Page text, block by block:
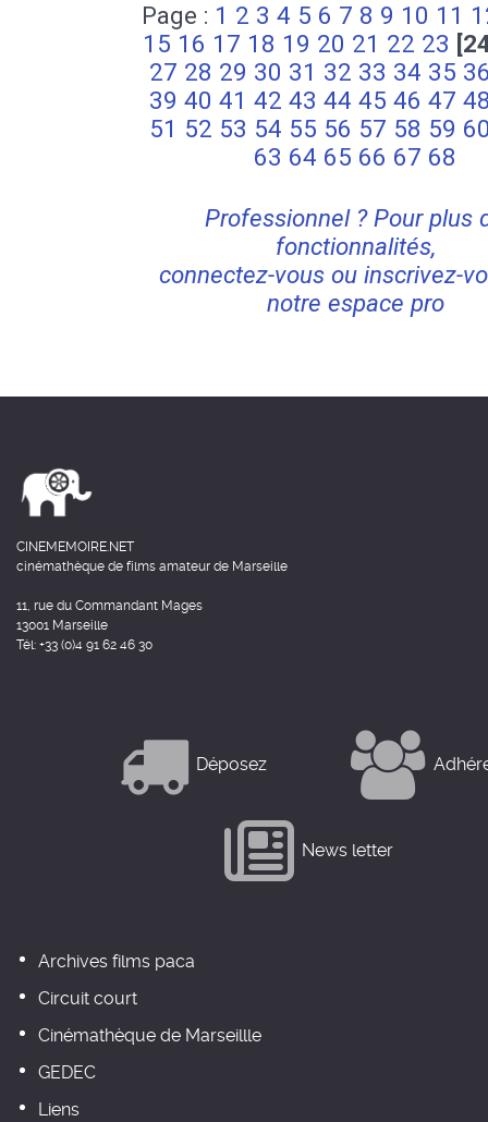
Page : 1 2 3 4 5 6 7 8 9 10 11
15 16 17 18 19 20 21 22 23
27 28 29 30 31 32 33 34 35
39 40 41 42 43 44 45 46 47
51 52 53 54 55 56 57 58 59
63 64 65 66 67 68
Professionnel ? Pour plus
fonctionnalités,
connectez-vous ou inscrivez-
notre espace pro
CINEMEMOIRE.NET
cinémathèque de films amateur de Marseille
11, rue du Commandant Mages
13001 Marseille
Tél: +33 (0)4 91 62 46 30
Déposez
News letter
Archives films paca
Circuit court
Cinémathèque de Marseillle
GEDEC
Liens